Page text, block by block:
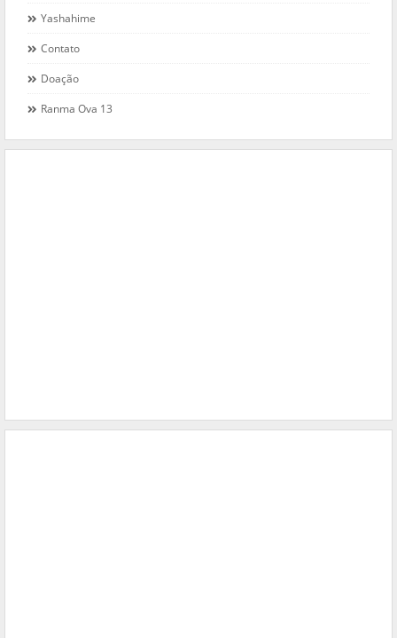
Yashahime
Contato
Doação
Ranma Ova 13